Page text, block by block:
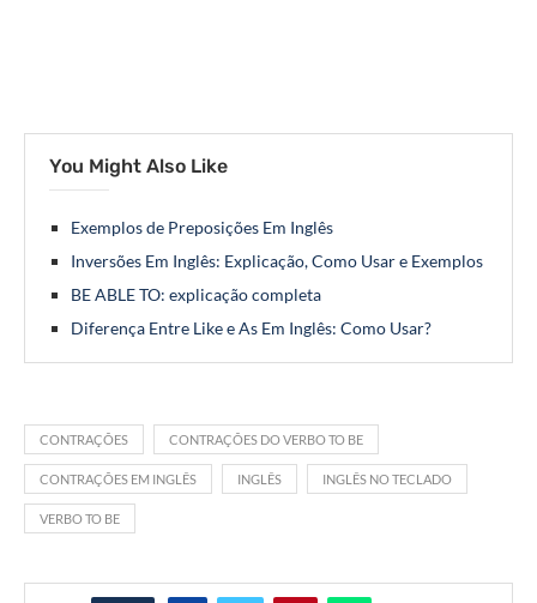
You Might Also Like
Exemplos de Preposições Em Inglês
Inversões Em Inglês: Explicação, Como Usar e Exemplos
BE ABLE TO: explicação completa
Diferença Entre Like e As Em Inglês: Como Usar?
CONTRAÇÕES CONTRAÇÕES DO VERBO TO BE
CONTRAÇÕES EM INGLÊS INGLÊS INGLÊS NO TECLADO
VERBO TO BE